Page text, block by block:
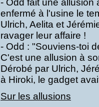
- Odd fait une allusion
enfermé à l'usine le
Ulrich, Aelita et
ravager leur affaire !
- Odd : "Souviens-toi
C'est une allusion à
Dérobé par Ulrich,
à Hiroki, le gadget
Sur les allusions